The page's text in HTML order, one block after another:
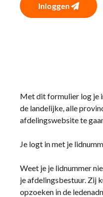
Inloggen
Met dit formulier log je
de landelijke, alle
afdelingswebsite te
Je logt in met je
Weet je je lidnummer
je afdelingsbestuur. Zij
opzoeken in de